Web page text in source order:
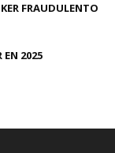
FRAUDULENTO
EN 2025